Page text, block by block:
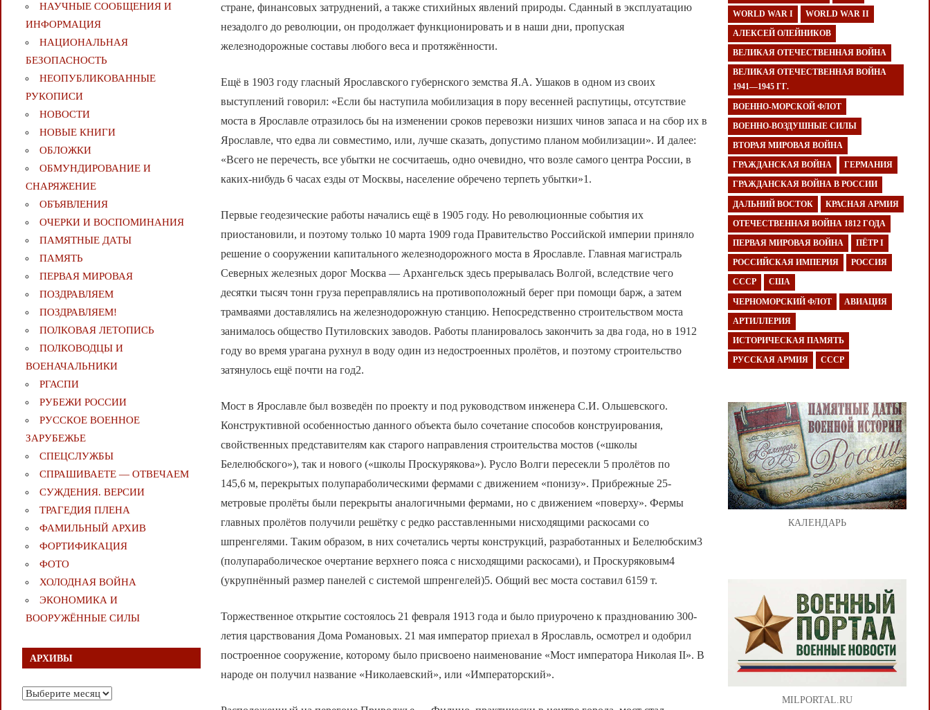
стране, финансовых затруднений, а также стихийных явлений природы. Сданный в эксплуатацию
незадолго до революции, он продолжает функционировать и в наши дни, пропуская
железнодорожные составы любого веса и протяжённости.
Ещё в 1903 году гласный Ярославского губернского земства Я.А. Ушаков в одном из своих
выступлений говорил: «Если бы наступила мобилизация в пору весенней распутицы, отсутствие
моста в Ярославле отразилось бы на изменении сроков перевозки низших чинов запаса и на сбор их в
Ярославле, что едва ли совместимо, или, лучше сказать, допустимо планом мобилизации». И далее:
«Всего не перечесть, все убытки не сосчитаешь, одно очевидно, что возле самого центра России, в
каких-нибудь 6 часах езды от Москвы, население обречено терпеть убытки»1.
Первые геодезические работы начались ещё в 1905 году. Но революционные события их
приостановили, и поэтому только 10 марта 1909 года Правительство Российской империи приняло
решение о сооружении капитального железнодорожного моста в Ярославле. Главная магистраль
Северных железных дорог Москва — Архангельск здесь прерывалась Волгой, вследствие чего
десятки тысяч тонн груза переправлялись на противоположный берег при помощи барж, а затем
трамваями доставлялись на железнодорожную станцию. Непосредственно строительством моста
занималось общество Путиловских заводов. Работы планировалось закончить за два года, но в 1912
году во время урагана рухнул в воду один из недостроенных пролётов, и поэтому строительство
затянулось ещё почти на год2.
Мост в Ярославле был возведён по проекту и под руководством инженера С.И. Ольшевского.
Конструктивной особенностью данного объекта было сочетание способов конструирования,
свойственных представителям как старого направления строительства мостов («школы
Белелюбского»), так и нового («школы Проскурякова»). Русло Волги пересекли 5 пролётов по
145,6 м, перекрытых полупараболическими фермами с движением «понизу». Прибрежные 25-
метровые пролёты были перекрыты аналогичными фермами, но с движением «поверху». Фермы
главных пролётов получили решётку с редко расставленными нисходящими раскосами со
шпренгелями. Таким образом, в них сочетались черты конструкций, разработанных и Белелюбским3
(полупараболическое очертание верхнего пояса с нисходящими раскосами), и Проскуряковым4
(укрупнённый размер панелей с системой шпренгелей)5. Общий вес моста составил 6159 т.
Торжественное открытие состоялось 21 февраля 1913 года и было приурочено к празднованию 300-
летия царствования Дома Романовых. 21 мая император приехал в Ярославль, осмотрел и одобрил
построенное сооружение, которому было присвоено наименование «Мост императора Николая II». В
народе он получил название «Николаевский», или «Императорский».
НАУЧНЫЕ СООБЩЕНИЯ И
ИНФОРМАЦИЯ
НАЦИОНАЛЬНАЯ
БЕЗОПАСНОСТЬ
НЕОПУБЛИКОВАННЫЕ
РУКОПИСИ
НОВОСТИ
НОВЫЕ КНИГИ
ОБЛОЖКИ
ОБМУНДИРОВАНИЕ И
СНАРЯЖЕНИЕ
ОБЪЯВЛЕНИЯ
ОЧЕРКИ И ВОСПОМИНАНИЯ
ПАМЯТНЫЕ ДАТЫ
ПАМЯТЬ
ПЕРВАЯ МИРОВАЯ
ПОЗДРАВЛЯЕМ
ПОЗДРАВЛЯЕМ!
ПОЛКОВАЯ ЛЕТОПИСЬ
ПОЛКОВОДЦЫ И
ВОЕНАЧАЛЬНИКИ
РГАСПИ
РУБЕЖИ РОССИИ
РУССКОЕ ВОЕННОЕ
ЗАРУБЕЖЬЕ
СПЕЦСЛУЖБЫ
СПРАШИВАЕТЕ — ОТВЕЧАЕМ
СУЖДЕНИЯ. ВЕРСИИ
ТРАГЕДИЯ ПЛЕНА
ФАМИЛЬНЫЙ АРХИВ
ФОРТИФИКАЦИЯ
ФОТО
ХОЛОДНАЯ ВОЙНА
ЭКОНОМИКА И
ВООРУЖЁННЫЕ СИЛЫ
АРХИВЫ
Архивы
WORLD WAR I WORLD WAR II
АЛЕКСЕЙ ОЛЕЙНИКОВ
ВЕЛИКАЯ ОТЕЧЕСТВЕННАЯ ВОЙНА
ВЕЛИКАЯ ОТЕЧЕСТВЕННАЯ ВОЙНА
1941—1945 ГГ.
ВОЕННО-МОРСКОЙ ФЛОТ
ВОЕННО-ВОЗДУШНЫЕ СИЛЫ
ВТОРАЯ МИРОВАЯ ВОЙНА
ГРАЖДАНСКАЯ ВОЙНА ГЕРМАНИЯ
ГРАЖДАНСКАЯ ВОЙНА В РОССИИ
ДАЛЬНИЙ ВОСТОК КРАСНАЯ АРМИЯ
ОТЕЧЕСТВЕННАЯ ВОЙНА 1812 ГОДА
ПЕРВАЯ МИРОВАЯ ВОЙНА ПЁТР I
РОССИЙСКАЯ ИМПЕРИЯ РОССИЯ
СССР США
ЧЕРНОМОРСКИЙ ФЛОТ АВИАЦИЯ
АРТИЛЛЕРИЯ
ИСТОРИЧЕСКАЯ ПАМЯТЬ
РУССКАЯ АРМИЯ СССР
КАЛЕНДАРЬ
MILPORTAL.RU